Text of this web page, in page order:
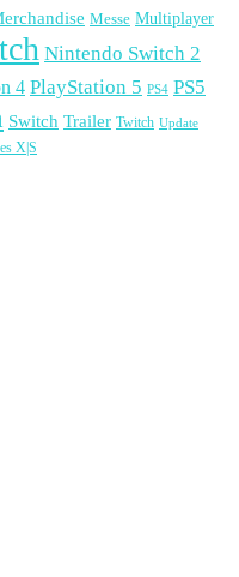
Messe Multiplayer
Nintendo Switch 2
4 PlayStation 5 PS4 PS5
Switch Trailer Twitch Update
X|S